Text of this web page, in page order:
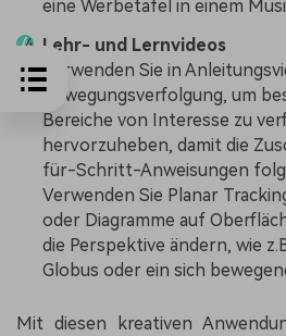
eine Werbetafel in einem
Lehr- und Lernvideos
Verwenden Sie in
Bewegungsverfolgung, um
Bereiche von Interesse zu
hervorzuheben, damit die
für-Schritt-Anweisungen
Verwenden Sie Planar
oder Diagramme auf
die Perspektive ändern, wie
Globus oder ein sich
Mit diesen kreativen